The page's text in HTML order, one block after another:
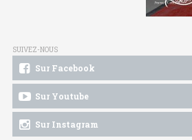
SUIVEZ-NOUS
Sur Facebook
Sur Youtube
Sur Instagram